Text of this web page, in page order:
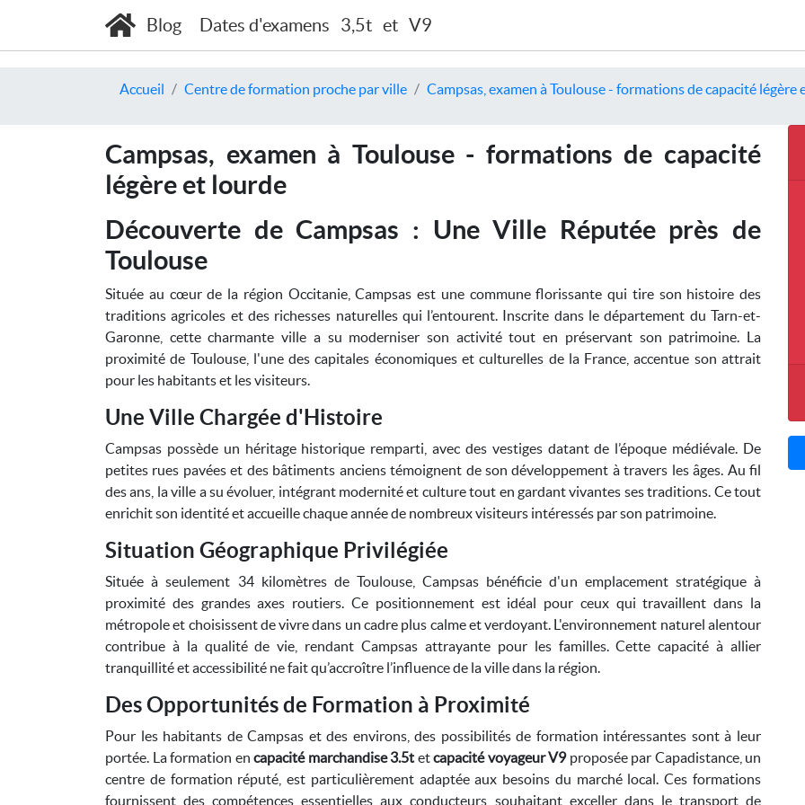
Blog Dates d'examens 3,5t et V9
Accueil Centre de formation proche par ville Campsas, examen à Toulouse - formations de capacité légère
Campsas, examen à Toulouse - formations de capacité
légère et lourde
Découverte de Campsas : Une Ville Réputée près de
Toulouse
Située au cœur de la région Occitanie, Campsas est une commune florissante qui tire son histoire des
traditions agricoles et des richesses naturelles qui l’entourent. Inscrite dans le département du Tarn-et-
Garonne, cette charmante ville a su moderniser son activité tout en préservant son patrimoine. La
proximité de Toulouse, l'une des capitales économiques et culturelles de la France, accentue son attrait
pour les habitants et les visiteurs.
Une Ville Chargée d'Histoire
Campsas possède un héritage historique remparti, avec des vestiges datant de l’époque médiévale. De
petites rues pavées et des bâtiments anciens témoignent de son développement à travers les âges. Au fil
des ans, la ville a su évoluer, intégrant modernité et culture tout en gardant vivantes ses traditions. Ce tout
enrichit son identité et accueille chaque année de nombreux visiteurs intéressés par son patrimoine.
Situation Géographique Privilégiée
Située à seulement 34 kilomètres de Toulouse, Campsas bénéficie d'un emplacement stratégique à
proximité des grandes axes routiers. Ce positionnement est idéal pour ceux qui travaillent dans la
métropole et choisissent de vivre dans un cadre plus calme et verdoyant. L'environnement naturel alentour
contribue à la qualité de vie, rendant Campsas attrayante pour les familles. Cette capacité à allier
tranquillité et accessibilité ne fait qu’accroître l’influence de la ville dans la région.
Des Opportunités de Formation à Proximité
Pour les habitants de Campsas et des environs, des possibilités de formation intéressantes sont à leur
portée. La formation en capacité marchandise 3.5t etcapacité voyageur V9proposée par Capadistance, un
centre de formation réputé, est particulièrement adaptée aux besoins du marché local. Ces formations
fournissent des compétences essentielles aux conducteurs souhaitant exceller dans le transport de